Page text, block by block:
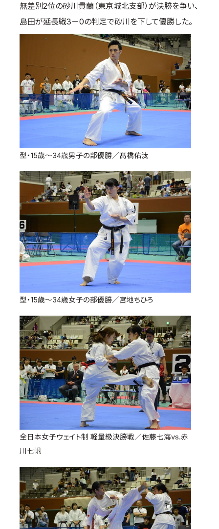
無差別2位の砂川貴蘭（東京城北支部）が決勝を争い、
島田が延長戦3－0の判定で砂川を下して優勝した。
型・15歳～34歳男子の部優勝／髙橋佑汰
型・15歳～34歳女子の部優勝／宮地ちひろ
全日本女子ウェイト制 軽量級決勝戦／佐藤七海vs.赤
川七帆